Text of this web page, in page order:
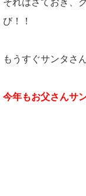
び！！
もうすぐサンタさ
今年もお父さんサ